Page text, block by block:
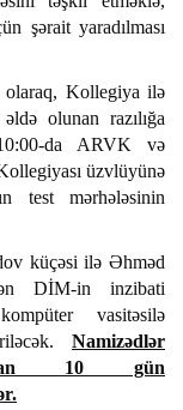
şərait yaradılması
olaraq, Kollegiya ilə
olunan razılığa
da ARVK və
üzvlüyünə
test mərhələsinin
küçəsi ilə Əhməd
DİM-in inzibati
vasitəsilə
Namizədlər
10 gün